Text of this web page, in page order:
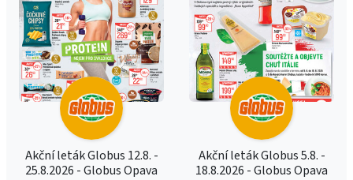
Akční leták Globus 12.8. -
25.8.2026 - Globus Opava
Akční leták Globus 5.8. -
18.8.2026 - Globus Opava